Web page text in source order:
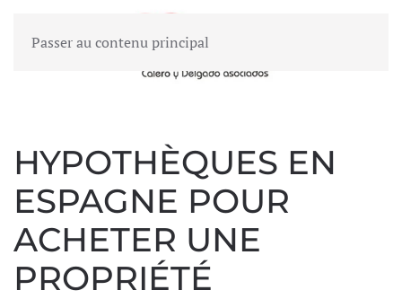
Passer au contenu principal
MENU
HYPOTHÈQUES EN
ESPAGNE POUR
ACHETER UNE
PROPRIÉTÉ